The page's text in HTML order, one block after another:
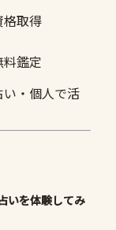
格取得
鑑定
・個人で活
いを体験してみ